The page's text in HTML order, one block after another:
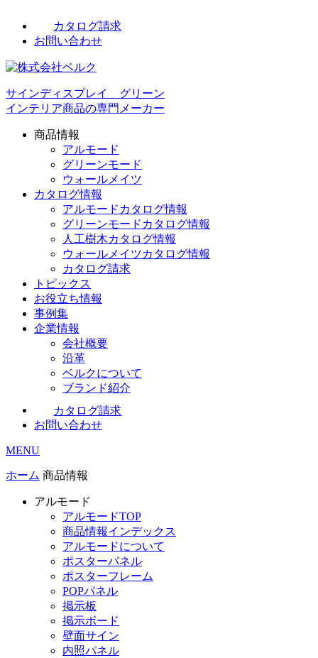
カタログ請求
お問い合わせ
サインディスプレイ グリーン
インテリア商品の専門メーカー
商品情報
アルモード
グリーンモード
ウォールメイツ
カタログ情報
アルモードカタログ情報
グリーンモードカタログ情報
人工樹木カタログ情報
ウォールメイツカタログ情報
カタログ請求
トピックス
お役立ち情報
事例集
企業情報
会社概要
沿革
ベルクについて
ブランド紹介
カタログ請求
お問い合わせ
MENU
ホーム 商品情報
アルモード
アルモードTOP
商品情報インデックス
アルモードについて
ポスターパネル
ポスターフレーム
POPパネル
掲示板
掲示ボード
壁面サイン
内照パネル